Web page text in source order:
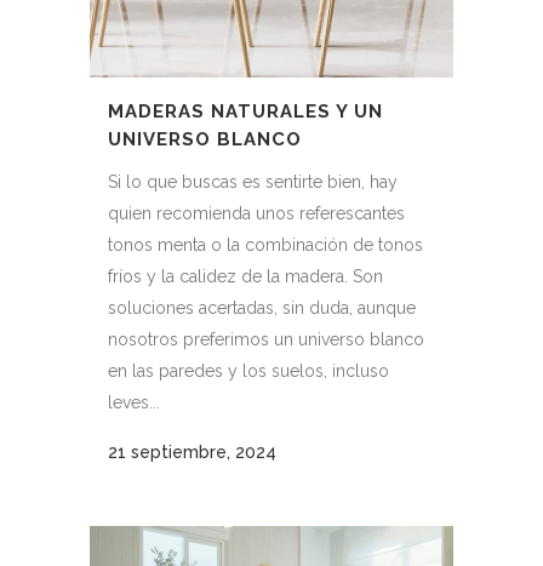
MADERAS NATURALES Y UN
UNIVERSO BLANCO
Si lo que buscas es sentirte bien, hay
quien recomienda unos referescantes
tonos menta o la combinación de tonos
fríos y la calidez de la madera. Son
soluciones acertadas, sin duda, aunque
nosotros preferimos un universo blanco
en las paredes y los suelos, incluso
leves...
21 septiembre, 2024